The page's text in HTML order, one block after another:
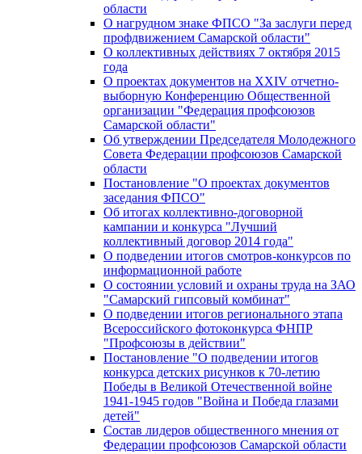
области
О нагрудном знаке ФПСО "За заслуги перед
профдвижением Самарской области"
О коллективных действиях 7 октября 2015
года
О проектах документов на XXIV отчетно-
выборную Конференцию Общественной
организации "Федерация профсоюзов
Самарской области"
Об утверждении Председателя Молодежного
Совета Федерации профсоюзов Самарской
области
Постановление "О проектах документов
заседания ФПСО"
Об итогах коллективно-договорной
кампании и конкурса "Лучший
коллективный договор 2014 года"
О подведении итогов смотров-конкурсов по
информационной работе
О состоянии условий и охраны труда на ЗАО
"Самарский гипсовый комбинат"
О подведении итогов регионального этапа
Всероссийского фотоконкурса ФНПР
"Профсоюзы в действии"
Постановление "О подведении итогов
конкурса детских рисунков к 70-летию
Победы в Великой Отечественной войне
1941-1945 годов "Война и Победа глазами
детей"
Состав лидеров общественного мнения от
Федерации профсоюзов Самарской области